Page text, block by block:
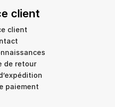
client
client
de retour
paiement